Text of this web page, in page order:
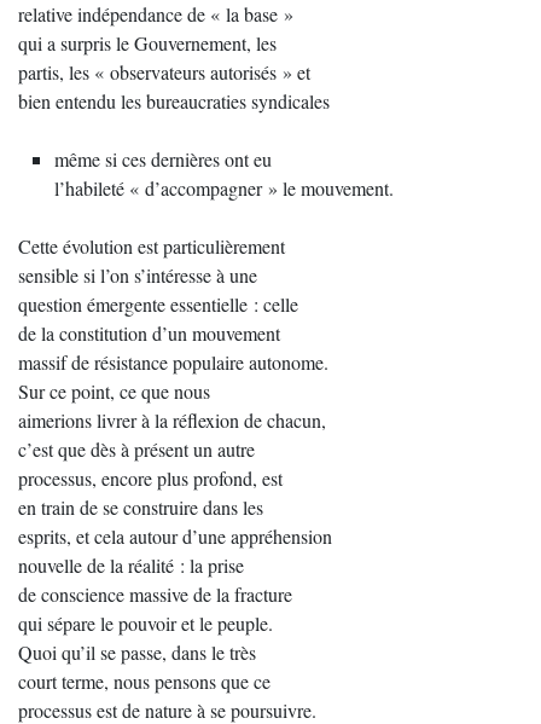
relative indépendance de « la base »
qui a surpris le Gouvernement, les
partis, les « observateurs autorisés » et
bien entendu les bureaucraties syndicales
même si ces dernières ont eu
l’habileté « d’accompagner » le mouvement.
Cette évolution est particulièrement
sensible si l’on s’intéresse à une
question émergente essentielle : celle
de la constitution d’un mouvement
massif de résistance populaire autonome.
Sur ce point, ce que nous
aimerions livrer à la réflexion de chacun,
c’est que dès à présent un autre
processus, encore plus profond, est
en train de se construire dans les
esprits, et cela autour d’une appréhension
nouvelle de la réalité : la prise
de conscience massive de la fracture
qui sépare le pouvoir et le peuple.
Quoi qu’il se passe, dans le très
court terme, nous pensons que ce
processus est de nature à se poursuivre.